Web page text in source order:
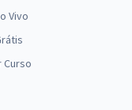
Vivo
Curso